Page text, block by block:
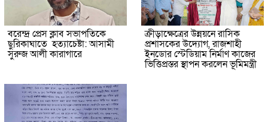
বরেন্দ্র প্রেস ক্লাব সভাপতিকে
ছুরিকাঘাতে হত্যাচেষ্টা: আসামী
সুরুজ আলী কারাগারে
ক্রীড়াক্ষেত্রের উন্নয়নে রাসিক
প্রশাসকের উদ্যোগ, রাজশাহী
ইনডোর স্টেডিয়াম নির্মাণ কাজের
ভিত্তিপ্রস্তর স্থাপন করলেন ভূমিমন্ত্রী